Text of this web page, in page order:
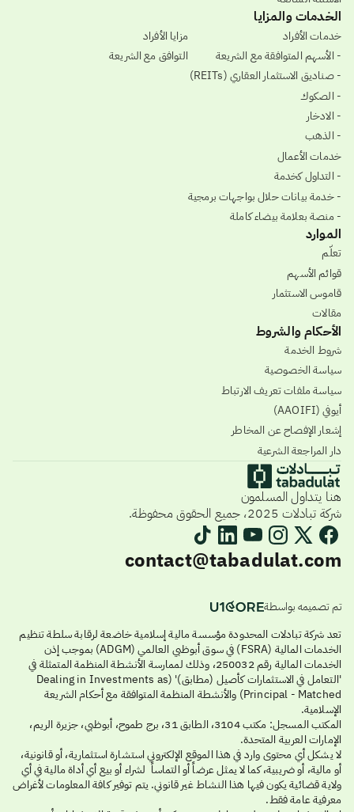
الخدمات والمزايا
خدمات الأفراد
- الأسهم المتوافقة مع الشريعة
- صناديق الاستثمار العقاري (REITs)
- الصكوك
- الادخار
- الذهب
خدمات الأعمال
- التداول كخدمة
- خدمة بيانات حلال بواجهات برمجية
- منصة بعلامة بيضاء كاملة
مزايا الأفراد
التوافق مع الشريعة
الموارد
تعلّم
قوائم الأسهم
قاموس الاستثمار
مقالات
الأحكام والشروط
شروط الخدمة
سياسة الخصوصية
سياسة ملفات تعريف الارتباط
أيوفي (AAOIFI)
إشعار الإفصاح عن المخاطر
دار المراجعة الشرعية
هنا يتداول المسلمون
شركة تبادلات 2025، جميع الحقوق محفوظة.
contact@tabadulat.com
تم تصميمه بواسطة
تعد شركة تبادلات المحدودة مؤسسة مالية إسلامية خاضعة لرقابة سلطة تنظيم
الخدمات المالية (FSRA) في سوق أبوظبي العالمي (ADGM) بموجب إذن
الخدمات المالية رقم 250032، وذلك لممارسة الأنشطة المنظمة المتمثلة في
'التعامل في الاستثمارات كأصيل (مطابق)' (Dealing in Investments as
Principal - Matched) والأنشطة المنظمة المتوافقة مع أحكام الشريعة
الإسلامية.
المكتب المسجل: مكتب 3104، الطابق 31، برج طموح، أبوظبي، جزيرة الريم،
الإمارات العربية المتحدة.
لا يشكل أي محتوى وارد في هذا الموقع الإلكتروني استشارة استثمارية، أو قانونية،
أو مالية، أو ضريبية، كما لا يمثل عرضاً أو التماساً لشراء أو بيع أي أداة مالية في أي
ولاية قضائية يكون فيها هذا النشاط غير قانوني. يتم توفير كافة المعلومات لأغراض
معرفية عامة فقط.